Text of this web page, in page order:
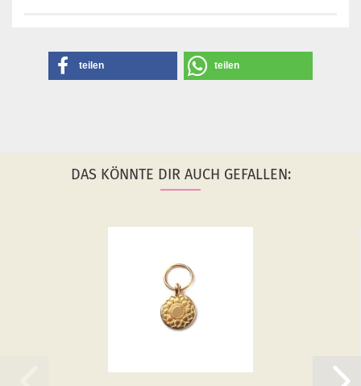
teilen teilen
DAS KÖNNTE DIR AUCH GEFALLEN: